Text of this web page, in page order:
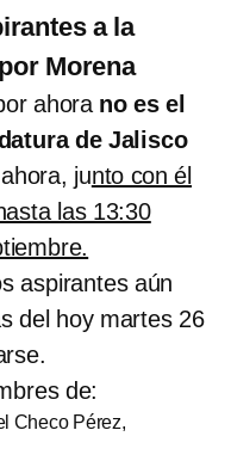
a la
Morena
ahora no es el
de Jalisco
junto con él
las 13:30
aspirantes aún
del hoy martes 26
de:
Checo Pérez,